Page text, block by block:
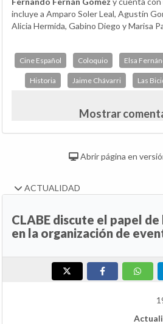
incluye a Amparo Soler Leal, Agustín
Alicia Hermida, Gabino Diego y Marisa
Cine Español Coloquio Elsa
Historia Jaime Chávarri Las
Mostrar
Abrir página en
ACTUALIDAD
CLABE discute el papel
en la organización de